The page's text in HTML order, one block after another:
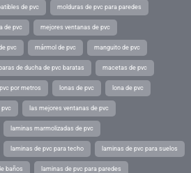
de pvc molduras de pvc para paredes
de pvc mejores ventanas de pvc
pvc mármol de pvc manguito de pvc
de ducha de pvc baratas macetas de pvc
por metros lonas de pvc lona de pvc
pvc las mejores ventanas de pvc
laminas marmolizadas de pvc
laminas de pvc para techo laminas de pvc para suelos
baños laminas de pvc para paredes